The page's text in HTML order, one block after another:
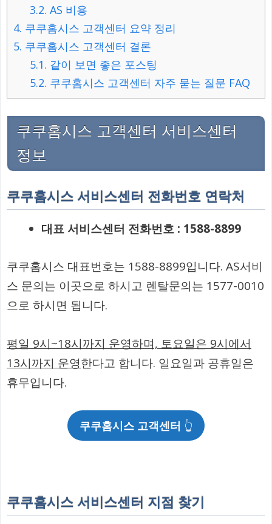
3.2. AS 비용
4. 쿠쿠홈시스 고객센터 요약 정리
5. 쿠쿠홈시스 고객센터 결론
5.1. 같이 보면 좋은 포스팅
5.2. 쿠쿠홈시스 고객센터 자주 묻는 질문 FAQ
쿠쿠홈시스 고객센터 서비스센터
정보
쿠쿠홈시스 서비스센터 전화번호 연락처
대표 서비스센터 전화번호 : 1588-8899
쿠쿠홈시스 대표번호는 1588-8899입니다. AS서비
스 문의는 이곳으로 하시고 렌탈문의는 1577-0010
으로 하시면 됩니다.
평일 9시~18시까지 운영하며, 토요일은 9시에서
13시까지 운영한다고 합니다. 일요일과 공휴일은
휴무입니다.
쿠쿠홈시스 고객센터 👆
쿠쿠홈시스 서비스센터 지점 찾기